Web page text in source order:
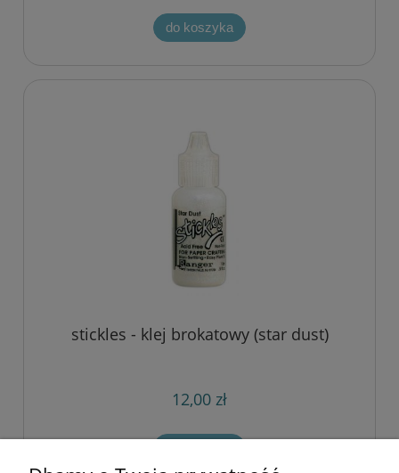
do koszyka
stickles - klej brokatowy (star dust)
12,00 zł